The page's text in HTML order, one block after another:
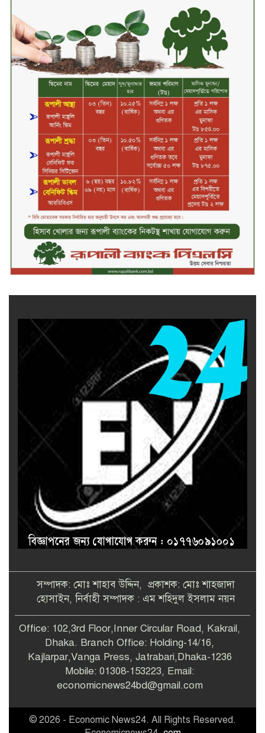
মধ্যরাতে শাহজালাল বিমানবন্দরের
বলাকা লাউঞ্জে অগ্নিকাণ্ড
নিরাপদ ও স্বল্পব্যয়ে ক্যাশলেস লেনদেন
গড়তে কাজ করছে বাংলাদেশ ব্যাংক:
গভর্নর
জীবননগর সীমান্ত দিয়ে ভারতে অবৈধ
অনুপ্রবেশের সময় ৮ বাংলাদেশি নারী
আটক
সম্পাদক: মোঃ শাহাব উদ্দিন, প্রকাশক: মোঃ শাহজাদা
হোসাইন, নির্বাহী সম্পাদক : এম শহিদুল ইসলাম নয়ন
Office: 102,3rd Floor,Inner Circular Road, Kakrail,
Dhaka. Branch Office: Holding-14/16,
Kajlarpar,Vanga Press, Jatrabari,Dhaka-1236
Mobile: 01308-153223, Email:
economicnews24bd@gmail.com
© 2026 - Economic News24. All Rights Reserved.